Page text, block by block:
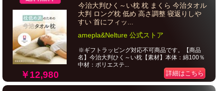
￥12,980
今治大判ひく～い枕 枕 まくら 今治タオル
大判 ロング枕 低め 高さ調整 寝返りしや
すい 首にフィッ...
amepla&Nelture 公式ストア
※ギフトラッピング対応不可商品です。【商品
名】今治大判ひく～い枕【素材】本体：綿100％
中材：ポリエステ...
詳細はこちら